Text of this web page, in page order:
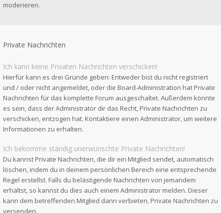
moderieren.
Private Nachrichten
Ich kann keine Privaten Nachrichten verschicken!
Hierfür kann es drei Gründe geben: Entweder bist du nicht registriert
und / oder nicht angemeldet, oder die Board-Administration hat Private
Nachrichten für das komplette Forum ausgeschaltet. Außerdem könnte
es sein, dass der Administrator dir das Recht, Private Nachrichten zu
verschicken, entzogen hat. Kontaktiere einen Administrator, um weitere
Informationen zu erhalten.
Ich bekomme ständig unerwünschte Private Nachrichten!
Du kannst Private Nachrichten, die dir ein Mitglied sendet, automatisch
löschen, indem du in deinem persönlichen Bereich eine entsprechende
Regel erstellst. Falls du belästigende Nachrichten von jemandem
erhältst, so kannst du dies auch einem Administrator melden. Dieser
kann dem betreffenden Mitglied dann verbieten, Private Nachrichten zu
versenden.